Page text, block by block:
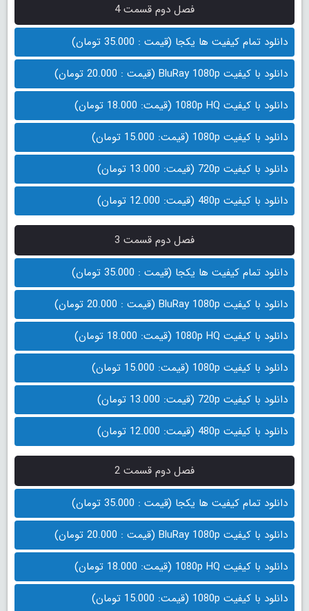
فصل دوم قسمت 4
دانلود تمام کیفیت ها یکجا (قیمت : 35.000 تومان)
دانلود با کیفیت BluRay 1080p (قیمت : 20.000 تومان)
دانلود با کیفیت 1080p HQ (قیمت: 18.000 تومان)
دانلود با کیفیت 1080p (قیمت: 15.000 تومان)
دانلود با کیفیت 720p (قیمت: 13.000 تومان)
دانلود با کیفیت 480p (قیمت: 12.000 تومان)
فصل دوم قسمت 3
دانلود تمام کیفیت ها یکجا (قیمت : 35.000 تومان)
دانلود با کیفیت BluRay 1080p (قیمت : 20.000 تومان)
دانلود با کیفیت 1080p HQ (قیمت: 18.000 تومان)
دانلود با کیفیت 1080p (قیمت: 15.000 تومان)
دانلود با کیفیت 720p (قیمت: 13.000 تومان)
دانلود با کیفیت 480p (قیمت: 12.000 تومان)
فصل دوم قسمت 2
دانلود تمام کیفیت ها یکجا (قیمت : 35.000 تومان)
دانلود با کیفیت BluRay 1080p (قیمت : 20.000 تومان)
دانلود با کیفیت 1080p HQ (قیمت: 18.000 تومان)
دانلود با کیفیت 1080p (قیمت: 15.000 تومان)